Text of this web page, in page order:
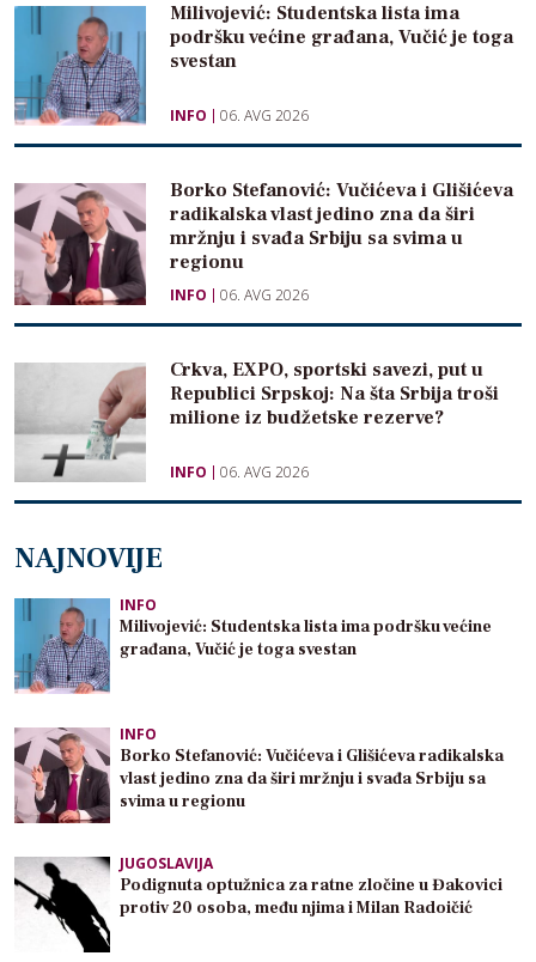
Milivojević: Studentska lista ima
podršku većine građana, Vučić je toga
svestan
INFO 06. AVG 2026
Borko Stefanović: Vučićeva i Glišićeva
radikalska vlast jedino zna da širi
mržnju i svađa Srbiju sa svima u
regionu
INFO 06. AVG 2026
Crkva, EXPO, sportski savezi, put u
Republici Srpskoj: Na šta Srbija troši
milione iz budžetske rezerve?
INFO 06. AVG 2026
NAJNOVIJE
INFO
Milivojević: Studentska lista ima podršku većine
građana, Vučić je toga svestan
INFO
Borko Stefanović: Vučićeva i Glišićeva radikalska
vlast jedino zna da širi mržnju i svađa Srbiju sa
svima u regionu
JUGOSLAVIJA
Podignuta optužnica za ratne zločine u Đakovici
protiv 20 osoba, među njima i Milan Radoičić